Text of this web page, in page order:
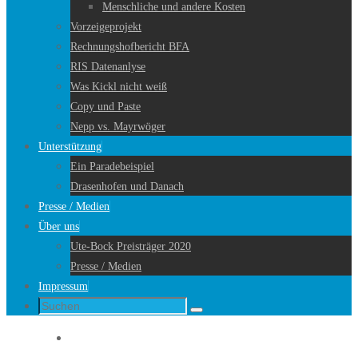
Menschliche und andere Kosten
Vorzeigeprojekt
Rechnungshofbericht BFA
RIS Datenanlyse
Was Kickl nicht weiß
Copy und Paste
Nepp vs. Mayrwöger
Unterstützung
Ein Paradebeispiel
Drasenhofen und Danach
Presse / Medien
Über uns
Ute-Bock Preisträger 2020
Presse / Medien
Impressum
Suche
Suchen